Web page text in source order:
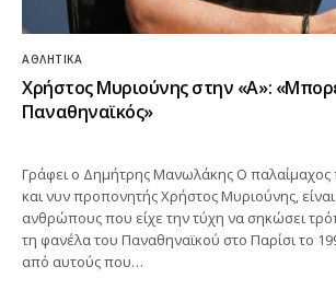
ΑΘΛΗΤΙΚΆ
Χρήστος Μυριούνης στην «Α»:
Παναθηναϊκός»
Γράφει ο Δημήτρης Μανωλάκης Ο παλαίμαχος
και νυν προπονητής Χρήστος Μυριούνης,
ανθρώπους που είχε την τύχη να σηκώσει
τη φανέλα του Παναθηναϊκού στο Παρίσι το
από αυτούς που…